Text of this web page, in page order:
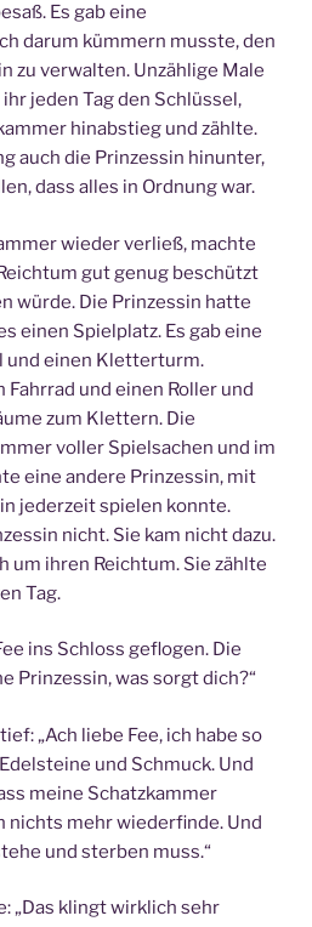
Es gab eine
darum kümmern musste, den
zu verwalten. Unzählige Male
jeden Tag den Schlüssel,
hinabstieg und zählte.
auch die Prinzessin hinunter,
dass alles in Ordnung war.
wieder verließ, machte
gut genug beschützt
würde. Die Prinzessin hatte
einen Spielplatz. Es gab eine
und einen Kletterturm.
und einen Roller und
zum Klettern. Die
voller Spielsachen und im
eine andere Prinzessin, mit
jederzeit spielen konnte.
nicht. Sie kam nicht dazu.
um ihren Reichtum. Sie zählte
Tag.
ins Schloss geflogen. Die
Prinzessin, was sorgt dich?“
„Ach liebe Fee, ich habe so
und Schmuck. Und
meine Schatzkammer
nichts mehr wiederfinde. Und
und sterben muss.“
„Das klingt wirklich sehr